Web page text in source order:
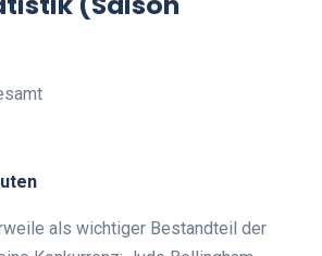
als wichtiger Bestandteil der